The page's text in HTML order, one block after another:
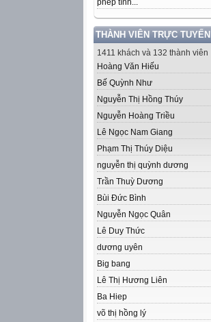
phép tính...
THÀNH VIÊN TRỰC TUYẾN
1411 khách và 132 thành viên
Hoàng Văn Hiếu
Bế Quỳnh Như
Nguyễn Thị Hồng Thúy
Nguyễn Hoàng Triều
Lê Ngọc Nam Giang
Phạm Thị Thúy Diệu
nguyễn thị quỳnh dương
Trần Thuỳ Dương
Bùi Đức Bình
Nguyễn Ngọc Quân
Lê Duy Thức
dương uyên
Big bang
Lê Thị Hương Liên
Ba Hiep
võ thị hồng lý